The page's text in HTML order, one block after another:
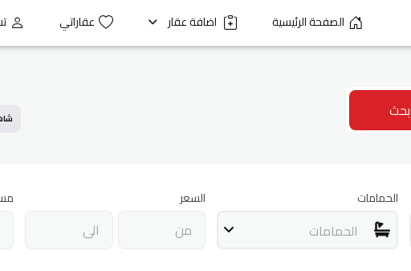
الصفحة الرئيسية اضافة عقار عقاراتي
بحث
الحمامات
الحمامات
السعر